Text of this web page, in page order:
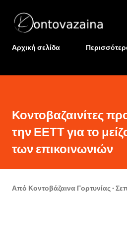
Αρχική σελίδα
Κοντοβαζαινίτες
την ΕΕΤΤ για το
των επικοινωνιών
Από Κοντοβάζαινα Γορτυνίας